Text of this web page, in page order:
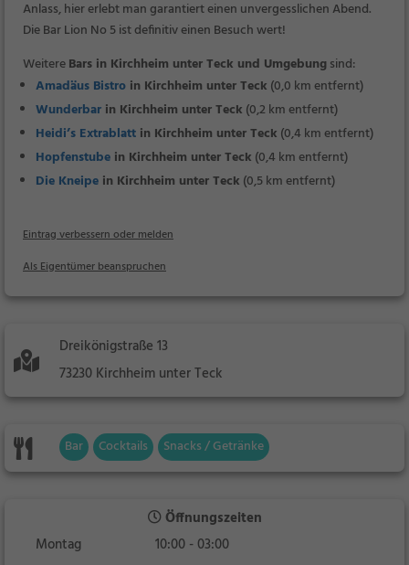
Anlass, hier erlebt man garantiert einen unvergesslichen Abend.
Die Bar Lion No 5 ist definitiv einen Besuch wert!
WeitereBars in Kirchheim unter Teck und Umgebungsind:
Amadäus Bistro in Kirchheim unter Teck (0,0 km entfernt)
Wunderbar in Kirchheim unter Teck (0,2 km entfernt)
Heidi’s Extrablatt in Kirchheim unter Teck (0,4 km entfernt)
Hopfenstube in Kirchheim unter Teck (0,4 km entfernt)
Die Kneipe in Kirchheim unter Teck (0,5 km entfernt)
Eintrag verbessern oder melden
Als Eigentümer beanspruchen
Dreikönigstraße 13
73230 Kirchheim unter Teck
Bar Cocktails Snacks / Getränke
Öffnungszeiten
Montag
10:00 - 03:00